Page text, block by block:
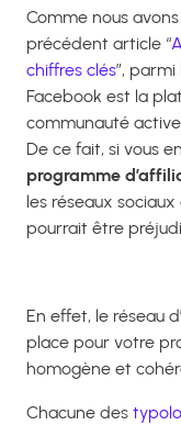
Comme nous
précédent article “
chiffres clés”, parmi
Facebook est la
communauté active
De ce fait, si vous
programme
les réseaux
pourrait être
En effet, le réseau
place pour votre
homogène et
Chacune des